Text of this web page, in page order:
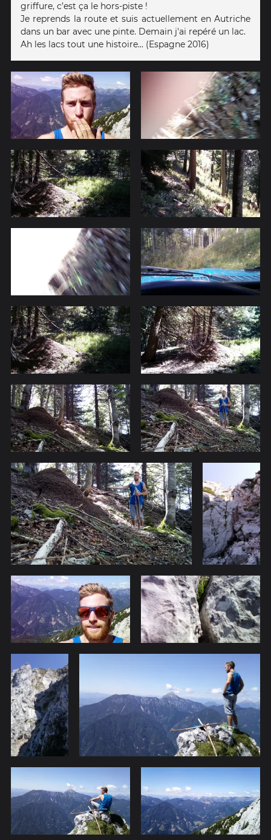
griffure, c’est ça le hors-piste !
Je reprends la route et suis actuellement en Autriche
dans un bar avec une pinte. Demain j'ai repéré un lac.
Ah les lacs tout une histoire... (Espagne 2016)